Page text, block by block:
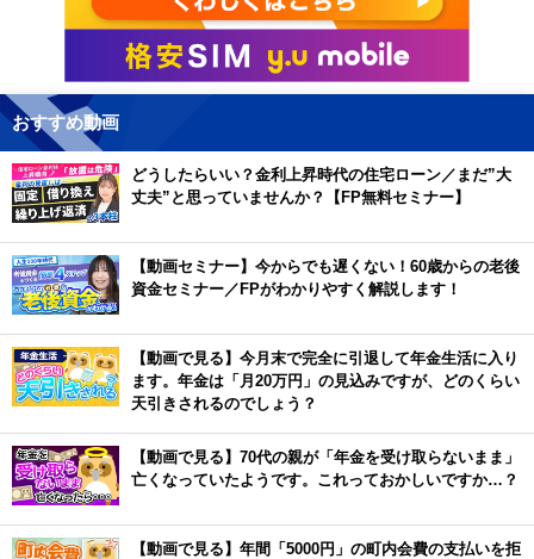
おすすめ動画
どうしたらいい？金利上昇時代の住宅ローン／まだ”大
丈夫”と思っていませんか？【FP無料セミナー】
【動画セミナー】今からでも遅くない！60歳からの老後
資金セミナー／FPがわかりやすく解説します！
【動画で見る】今月末で完全に引退して年金生活に入り
ます。年金は「月20万円」の見込みですが、どのくらい
天引きされるのでしょう？
【動画で見る】70代の親が「年金を受け取らないまま」
亡くなっていたようです。これっておかしいですか…？
【動画で見る】年間「5000円」の町内会費の支払いを拒